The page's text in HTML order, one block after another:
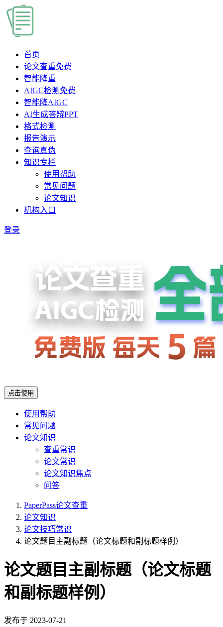
首页
论文查重免费
智能降重
AIGC检测 免费
智能降AIGC
AI生成答辩PPT
格式检测
报告演示
查询真伪
知识专栏
使用帮助
常见问题
论文知识
机构入口
登录
点击使用
使用帮助
常见问题
论文知识
查重常识
论文常识
论文知识焦点
问答
PaperPass论文查重
论文知识
论文技巧常识
论文题目主副标题（论文标题和副标题样例）
论文题目主副标题（论文标题
和副标题样例）
发布于 2023-07-21